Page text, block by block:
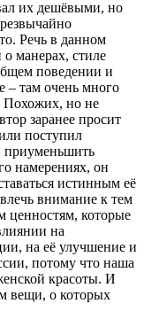
их дешёвыми, но
Речь в данном
манерах, стиле
поведении и
– там очень много
Похожих, но не
заранее просит
поступил
приуменьшить
намерениях, он
истинным её
внимание к тем
ценностям, которые
на
на её улучшение и
потому что наша
красоты. И
вещи, о которых